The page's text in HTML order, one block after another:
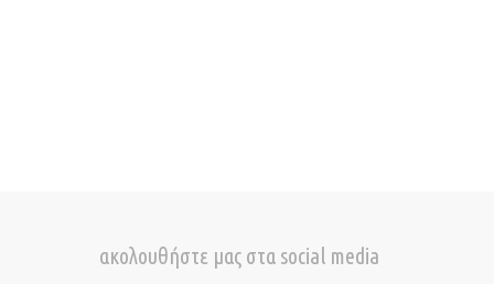
ακολουθήστε μας στα social media